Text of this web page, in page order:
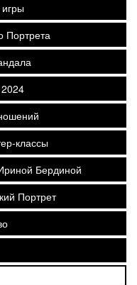
Портрета
классы
Бердиной
Портрет